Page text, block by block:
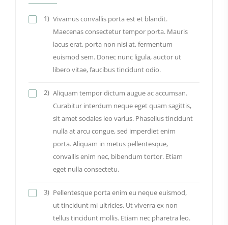
1) Vivamus convallis porta est et blandit.
Maecenas consectetur tempor porta. Mauris
lacus erat, porta non nisi at, fermentum
euismod sem. Donec nunc ligula, auctor ut
libero vitae, faucibus tincidunt odio.
2) Aliquam tempor dictum augue ac accumsan.
Curabitur interdum neque eget quam sagittis,
sit amet sodales leo varius. Phasellus tincidunt
nulla at arcu congue, sed imperdiet enim
porta. Aliquam in metus pellentesque,
convallis enim nec, bibendum tortor. Etiam
eget nulla consectetu.
3) Pellentesque porta enim eu neque euismod,
ut tincidunt mi ultricies. Ut viverra ex non
tellus tincidunt mollis. Etiam nec pharetra leo.